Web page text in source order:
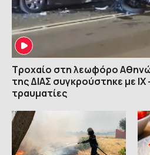
Τροχαίο στη λεωφόρο
της ΔΙΑΣ συγκρούστηκε με
τραυματίες